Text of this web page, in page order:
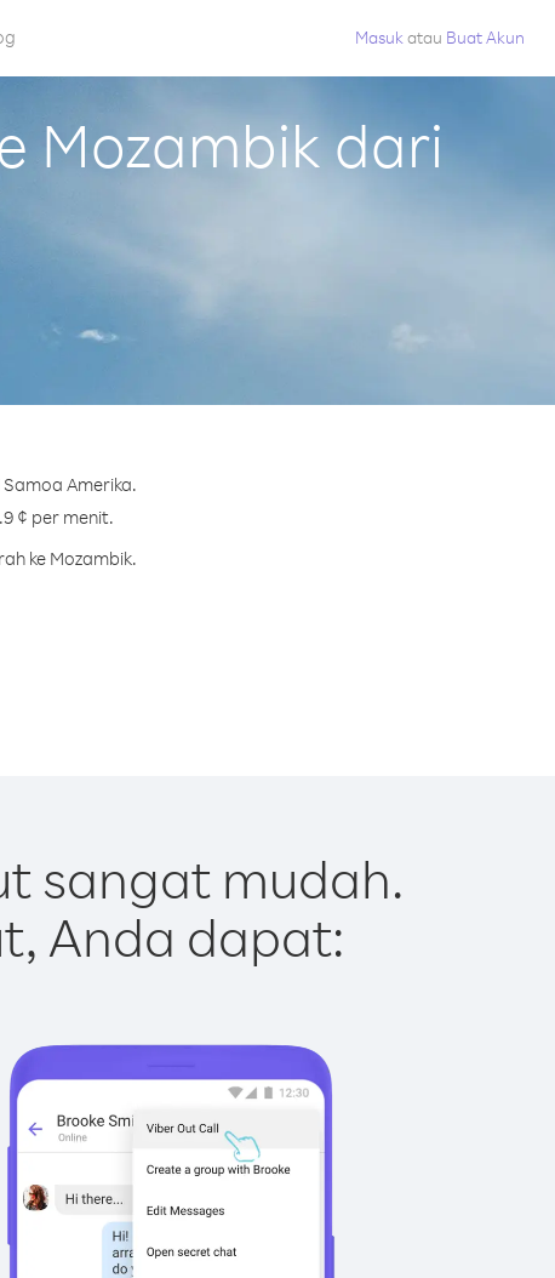
Masuk atau Buat Akun
Mozambik dari
Amerika.
¢ per menit.
ke Mozambik.
sangat mudah.
Anda dapat: